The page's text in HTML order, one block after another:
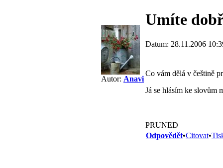
Autor: Anavi
Umíte
Datum: 28.11.2006
Co vám dělá v češtině
Já se hlásím ke slovům
PRUNED
Odpovědět•Citovat•